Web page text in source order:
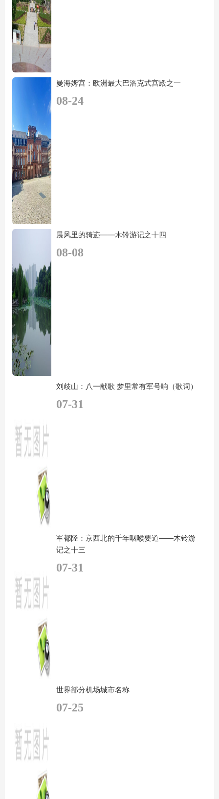
曼海姆宫：欧洲最大巴洛克式宫殿之一
08-24
晨风里的骑迹——木铃游记之十四
08-08
刘歧山：八一献歌 梦里常有军号响（歌词）
07-31
军都陉：京西北的千年咽喉要道——木铃游
记之十三
07-31
世界部分机场城市名称
07-25